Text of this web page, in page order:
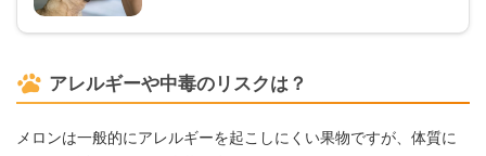
アレルギーや中毒のリスクは？
メロンは一般的にアレルギーを起こしにくい果物ですが、体質に